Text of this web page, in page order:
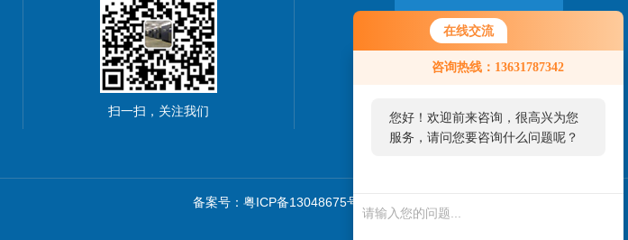
在线交流
咨询热线：13631787342
您好！欢迎前来咨询，很高兴为您
服务，请问您要咨询什么问题呢？
扫一扫，关注我们
24小时热线：
0769-89775458
备案号：粤ICP备13048675号